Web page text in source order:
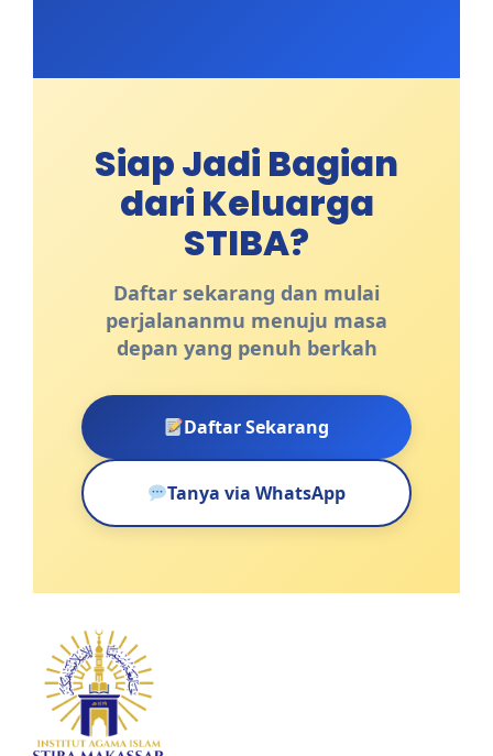
Siap Jadi Bagian
dari Keluarga
STIBA?
Daftar sekarang dan mulai
perjalananmu menuju masa
depan yang penuh berkah
Daftar Sekarang
Tanya via WhatsApp